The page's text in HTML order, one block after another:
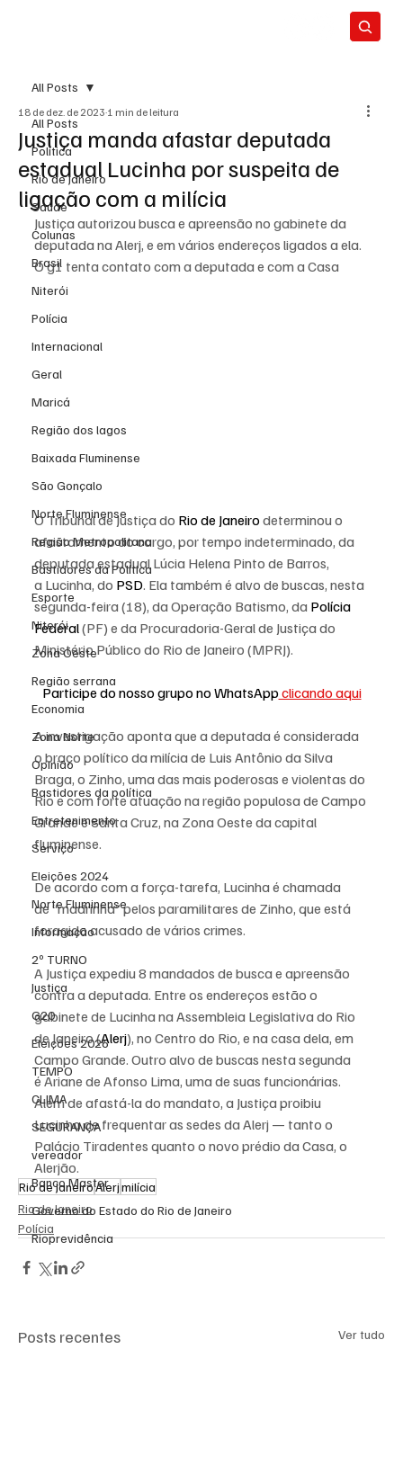
All Posts
Política
Rio de Janeiro
Saúde
Colunas
Brasil
Niterói
Polícia
Internacional
Geral
Maricá
Região dos lagos
Baixada Fluminense
São Gonçalo
Norte Fluminense
Região Metropolitana
Bastidores da Política
Esporte
Niterói
Zona Oeste
Região serrana
Economia
Zona Norte
Opinião
Bastidores da política
Entretenimento
Serviço
Eleições 2024
Norte Fluminense
Informação
2º TURNO
Justiça
G20
Eleições 2026
TEMPO
CLIMA
SEGURANÇA
vereador
Banco Master
Governo do Estado do Rio de Janeiro
Rioprevidência
All Posts
Justiça manda afastar deputada
estadual Lucinha por suspeita de
ligação com a milícia
18 de dez. de 2023 1 min de leitura
Justiça autorizou busca e apreensão no gabinete da
deputada na Alerj, e em vários endereços ligados a ela.
O g1 tenta contato com a deputada e com a Casa
O Tribunal de Justiça do Rio de Janeiro determinou o
afastamento do cargo, por tempo indeterminado, da
deputada estadual Lúcia Helena Pinto de Barros,
a Lucinha, do PSD. Ela também é alvo de buscas, nesta
segunda-feira (18), da Operação Batismo, da Polícia
Federal (PF) e da Procuradoria-Geral de Justiça do
Ministério Público do Rio de Janeiro (MPRJ).
Participe do nosso grupo no WhatsApp clicando aqui
A investigação aponta que a deputada é considerada
o braço político da milícia de Luis Antônio da Silva
Braga, o Zinho, uma das mais poderosas e violentas do
Rio e com forte atuação na região populosa de Campo
Grande e Santa Cruz, na Zona Oeste da capital
fluminense.
De acordo com a força-tarefa, Lucinha é chamada
de “madrinha” pelos paramilitares de Zinho, que está
foragido acusado de vários crimes.
A Justiça expediu 8 mandados de busca e apreensão
contra a deputada. Entre os endereços estão o
gabinete de Lucinha na Assembleia Legislativa do Rio
de Janeiro (Alerj), no Centro do Rio, e na casa dela, em
Campo Grande. Outro alvo de buscas nesta segunda
é Ariane de Afonso Lima, uma de suas funcionárias.
Além de afastá-la do mandato, a Justiça proibiu
Lucinha de frequentar as sedes da Alerj — tanto o
Palácio Tiradentes quanto o novo prédio da Casa, o
Alerjão.
Rio de JaneiroAlerjmilícia
Rio de Janeiro
Polícia
Posts recentes Ver tudo